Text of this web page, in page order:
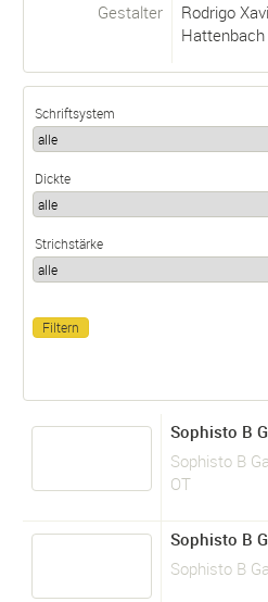
Gestalter Rodrigo
Hattenbach
Schriftsystem
Dickte
Strichstärke
Sophisto B
Sophisto B
OT
Sophisto B
Sophisto B